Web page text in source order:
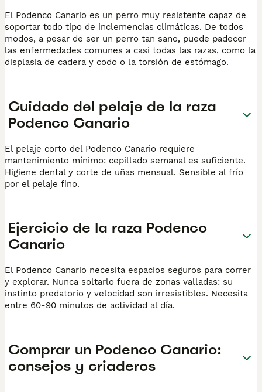
El Podenco Canario es un perro muy resistente capaz de
soportar todo tipo de inclemencias climáticas. De todos
modos, a pesar de ser un perro tan sano, puede padecer
las enfermedades comunes a casi todas las razas, como la
displasia de cadera y codo o la torsión de estómago.
Cuidado del pelaje de la raza
Podenco Canario
El pelaje corto del Podenco Canario requiere
mantenimiento mínimo: cepillado semanal es suficiente.
Higiene dental y corte de uñas mensual. Sensible al frío
por el pelaje fino.
Ejercicio de la raza Podenco
Canario
El Podenco Canario necesita espacios seguros para correr
y explorar. Nunca soltarlo fuera de zonas valladas: su
instinto predatorio y velocidad son irresistibles. Necesita
entre 60-90 minutos de actividad al día.
Comprar un Podenco Canario:
consejos y criaderos